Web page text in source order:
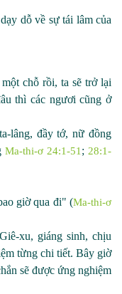
dỗ về sự tái lâm của
chỗ rồi, ta sẽ trở lại
thì các ngươi cũng ở
-lâng, đầy tớ, nữ đồng
Ma-thi-ơ 24:1-51 ; 28:1-
giờ qua đi" (Ma-thi-ơ
-xu, giáng sinh, chịu
từng chi tiết. Bây giờ
sẽ được ứng nghiệm